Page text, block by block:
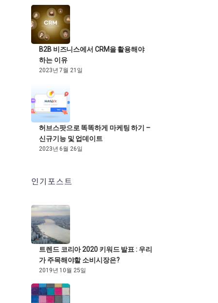
B2B 비즈니스에서 CRM을 활용해야
하는 이유
2023년 7월 21일
허브스팟으로 똑똑하게 마케팅 하기 –
신규기능 및 업데이트
2023년 6월 26일
인기포스트
트렌드 코리아 2020 키워드 발표 : 우리
가 주목해야할 소비시장은?
2019년 10월 25일